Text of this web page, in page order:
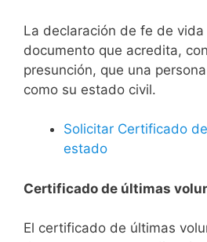
La declaración de fe de
documento que acredita,
presunción, que una
como su estado civil.
Solicitar Certificado
estado
Certificado de últimas
El certificado de últimas